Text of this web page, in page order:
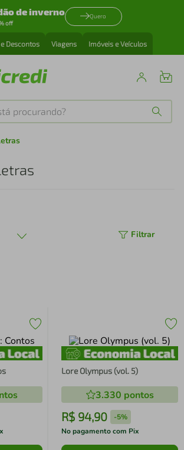
de inverno
off
Quero
Descontos Viagens Imóveis e Veículos
Filtrar
Lore Olympus (vol. 5)
3.330 pontos
R$ 94,90 -5%
No pagamento com Pix
buscados